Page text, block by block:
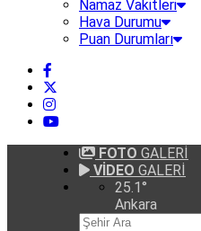
Namaz Vakitleri
Hava Durumu
Puan Durumları
FOTO GALERİ
VİDEO GALERİ
25.1°
Ankara